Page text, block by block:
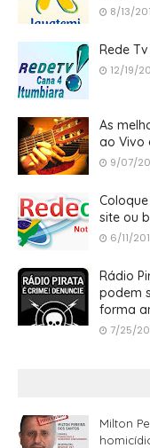
8/13/
Rede
12/19/
As
ao Vivo
9/07/
site ou
6/11/
Rádio
podem
forma
7/25/
Milton